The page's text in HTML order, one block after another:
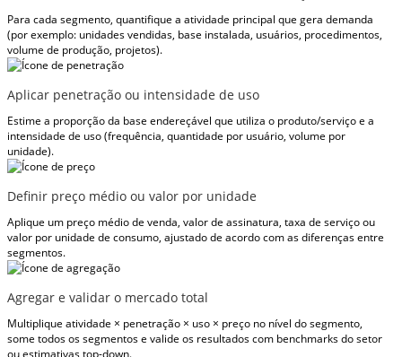
Para cada segmento, quantifique a atividade principal que gera demanda
(por exemplo: unidades vendidas, base instalada, usuários, procedimentos,
volume de produção, projetos).
Aplicar penetração ou intensidade de uso
Estime a proporção da base endereçável que utiliza o produto/serviço e a
intensidade de uso (frequência, quantidade por usuário, volume por
unidade).
Definir preço médio ou valor por unidade
Aplique um preço médio de venda, valor de assinatura, taxa de serviço ou
valor por unidade de consumo, ajustado de acordo com as diferenças entre
segmentos.
Agregar e validar o mercado total
Multiplique atividade × penetração × uso × preço no nível do segmento,
some todos os segmentos e valide os resultados com benchmarks do setor